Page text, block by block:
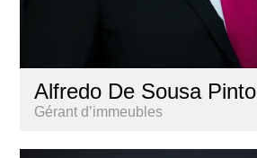
Alfredo De Sousa Pinto
Gérant d’immeubles